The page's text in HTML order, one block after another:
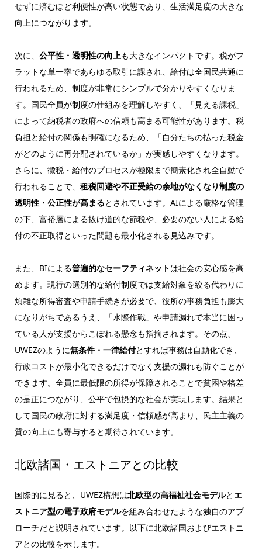
せずに済むほど利便性が高い状態であり、生活満足度の大きな
向上につながります。
次に、 公平性・透明性の向上も大きなインパクトです。税がフ
ラットな単一率であらゆる取引に課され、給付は全国民共通に
行われるため、制度が非常にシンプルで分かりやすくなりま
す。国民全員が制度の仕組みを理解しやすく、「見える課税」
によって納税者の政府への信頼も高まる可能性があります。税
負担と給付の関係も明確になるため、「自分たちの払った税金
がどのように再分配されているか」が実感しやすくなります。
さらに、徴税・給付のプロセスが極限まで簡素化され全自動で
行われることで、 租税回避や不正受給の余地がなくなり制度の
透明性・公正性が高まるとされています。AIによる厳格な管理
の下、富裕層による抜け道的な節税や、必要のない人による給
付の不正取得といった問題も最小化される見込みです。
また、BIによる普遍的なセーフティネットは社会の安心感を高
めます。現行の選別的な給付制度では支給対象を絞る代わりに
煩雑な所得審査や申請手続きが必要で、役所の事務負担も膨大
になりがちであるうえ、「水際作戦」や申請漏れで本当に困っ
ている人が支援からこぼれる懸念も指摘されます。その点、
UWEZのように無条件・一律給付とすれば事務は自動化でき、
行政コストが最小化できるだけでなく支援の漏れも防ぐことが
できます。全員に最低限の所得が保障されることで貧困や格差
の是正につながり、公平で包摂的な社会が実現します。結果と
して国民の政府に対する満足度・信頼感が高まり、民主主義の
質の向上にも寄与すると期待されています。
北欧諸国・エストニアとの比較
国際的に見ると、UWEZ構想は北欧型の高福祉社会モデルと エ
ストニア型の電子政府モデルを組み合わせたような独自のアプ
ローチだと説明されています。以下に北欧諸国およびエストニ
アとの比較を示します。